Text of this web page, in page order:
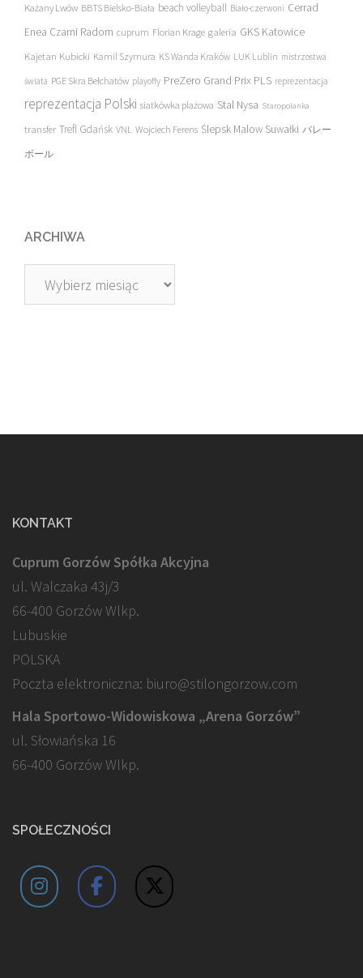
Każany Lwów BBTS Bielsko-Biała beach volleyball Biało-czerwoni Cerrad
Enea Czarni Radom cuprum Florian Krage galeria GKS Katowice
Kajetan Kubicki Kamil Szymura KS Wanda Kraków LUK Lublin mistrzostwa
świata PGE Skra Bełchatów playoffy PreZero Grand Prix PLS reprezentacja
reprezentacja Polski siatkówka plażowa Stal Nysa Staropolanka
transfer Trefl Gdańsk VNL Wojciech Ferens Ślepsk Malow Suwałki バレー
ボール
ARCHIWA
Archiwa
KONTAKT
Cuprum Gorzów Spółka Akcyjna
ul. Walczaka 43j/3
66-400 Gorzów Wlkp.
Lubuskie
POLSKA
Poczta elektroniczna: biuro@stilongorzow.com
Hala Sportowo-Widowiskowa „Arena Gorzów”
ul. Słowiańska 16
66-400 Gorzów Wlkp.
SPOŁECZNOŚCI